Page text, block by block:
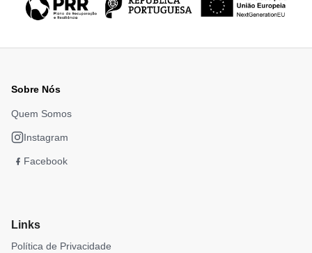
Sobre Nós
Quem Somos
Instagram
Facebook
Links
Política de Privacidade